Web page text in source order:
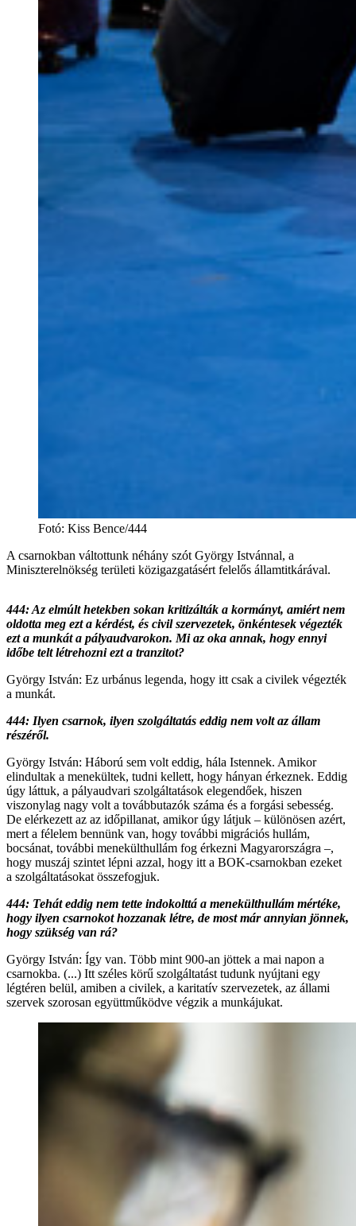
Fotó: Kiss Bence/444
A csarnokban váltottunk néhány szót György Istvánnal, a
Miniszterelnökség területi közigazgatásért felelős államtitkárával.
444: Az elmúlt hetekben sokan kritizálták a kormányt, amiért nem
oldotta meg ezt a kérdést, és civil szervezetek, önkéntesek végezték
ezt a munkát a pályaudvarokon. Mi az oka annak, hogy ennyi
időbe telt létrehozni ezt a tranzitot?
György István: Ez urbánus legenda, hogy itt csak a civilek végezték
a munkát.
444: Ilyen csarnok, ilyen szolgáltatás eddig nem volt az állam
részéről.
György István: Háború sem volt eddig, hála Istennek. Amikor
elindultak a menekültek, tudni kellett, hogy hányan érkeznek. Eddig
úgy láttuk, a pályaudvari szolgáltatások elegendőek, hiszen
viszonylag nagy volt a továbbutazók száma és a forgási sebesség.
De elérkezett az az időpillanat, amikor úgy látjuk – különösen azért,
mert a félelem bennünk van, hogy további migrációs hullám,
bocsánat, további menekülthullám fog érkezni Magyarországra –,
hogy muszáj szintet lépni azzal, hogy itt a BOK-csarnokban ezeket
a szolgáltatásokat összefogjuk.
444: Tehát eddig nem tette indokolttá a menekülthullám mértéke,
hogy ilyen csarnokot hozzanak létre, de most már annyian jönnek,
hogy szükség van rá?
György István: Így van. Több mint 900-an jöttek a mai napon a
csarnokba. (...) Itt széles körű szolgáltatást tudunk nyújtani egy
légtéren belül, amiben a civilek, a karitatív szervezetek, az állami
szervek szorosan együttműködve végzik a munkájukat.